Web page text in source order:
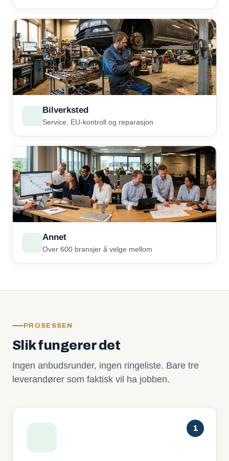
Bilverksted
Service, EU-kontroll og reparasjon
Annet
Over 600 bransjer å velge mellom
PROSESSEN
Slik fungerer det
Ingen anbudsrunder, ingen ringeliste. Bare tre
leverandører som faktisk vil ha jobben.
1